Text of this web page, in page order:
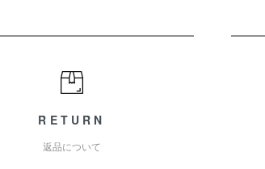
RETURN
返品について